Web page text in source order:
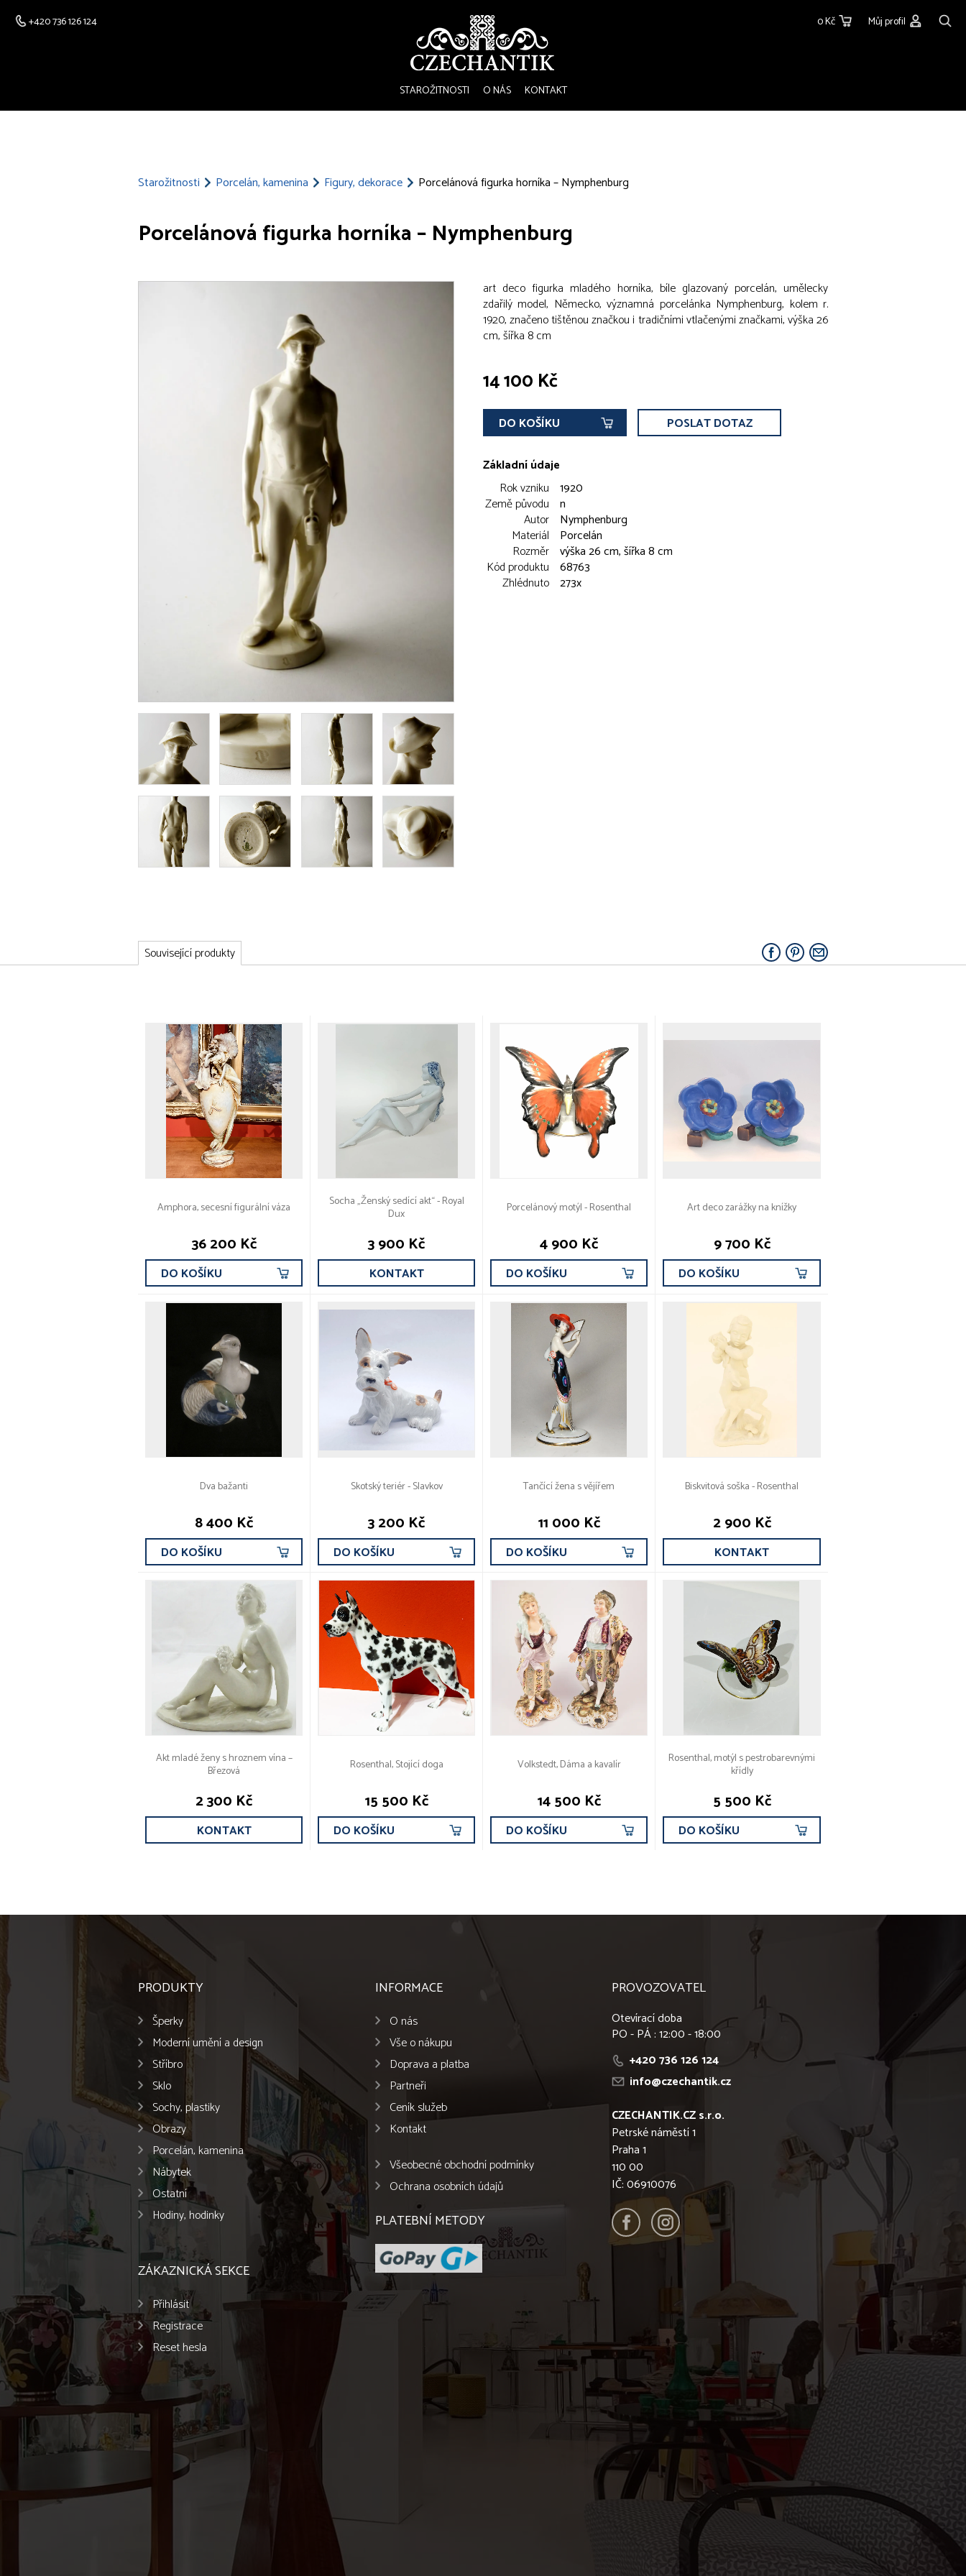
+420 736 126 124 0 Kč Můj profil
STAROŽITNOSTI O NÁS KONTAKT
Starožitnosti Porcelán, kamenina Figury, dekorace Porcelánová figurka horníka – Nymphenburg
Porcelánová figurka horníka – Nymphenburg
art deco figurka mladého horníka, bíle glazovaný porcelán, umělecky
zdařilý model, Německo, významná porcelánka Nymphenburg, kolem r.
1920, značeno tištěnou značkou i tradičními vtlačenými značkami, výška 26
cm, šířka 8 cm
14 100 Kč
DO KOŠÍKU POSLAT DOTAZ
Základní údaje
Rok vzniku 1920
Země původu n
Autor Nymphenburg
Materiál
Porcelán
Rozměr výška 26 cm, šířka 8 cm
Kód produktu 68763
Zhlédnuto 273x
Související produkty
Amphora, secesní figurální váza
36 200 Kč
DO KOŠÍKU
Socha „Ženský sedící akt“ - Royal
Dux
3 900 Kč
KONTAKT
Porcelánový motýl - Rosenthal
4 900 Kč
DO KOŠÍKU
Art deco zarážky na knížky
9 700 Kč
DO KOŠÍKU
Dva bažanti
8 400 Kč
DO KOŠÍKU
Skotský teriér - Slavkov
3 200 Kč
DO KOŠÍKU
Tančící žena s vějířem
11 000 Kč
DO KOŠÍKU
Biskvitová soška - Rosenthal
2 900 Kč
KONTAKT
Akt mladé ženy s hroznem vína –
Březová
2 300 Kč
KONTAKT
Rosenthal, Stojící doga
15 500 Kč
DO KOŠÍKU
Volkstedt, Dáma a kavalír
14 500 Kč
DO KOŠÍKU
Rosenthal, motýl s pestrobarevnými
křídly
5 500 Kč
DO KOŠÍKU
PRODUKTY
Šperky
Moderní umění a design
Stříbro
Sklo
Sochy, plastiky
Obrazy
Porcelán, kamenina
Nábytek
Ostatní
Hodiny, hodinky
ZÁKAZNICKÁ SEKCE
Přihlásit
Registrace
Reset hesla
INFORMACE
O nás
Vše o nákupu
Doprava a platba
Partneři
Ceník služeb
Kontakt
Všeobecné obchodní podmínky
Ochrana osobních údajů
PLATEBNÍ METODY
PROVOZOVATEL
Otevírací doba
PO - PÁ : 12:00 - 18:00
+420 736 126 124
info@czechantik.cz
CZECHANTIK.CZ s.r.o.
Petrské náměstí 1
Praha 1
110 00
IČ: 06910076